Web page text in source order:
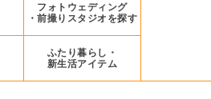
フォトウェディング
・前撮りスタジオを探す
ふたり暮らし・
新生活アイテム